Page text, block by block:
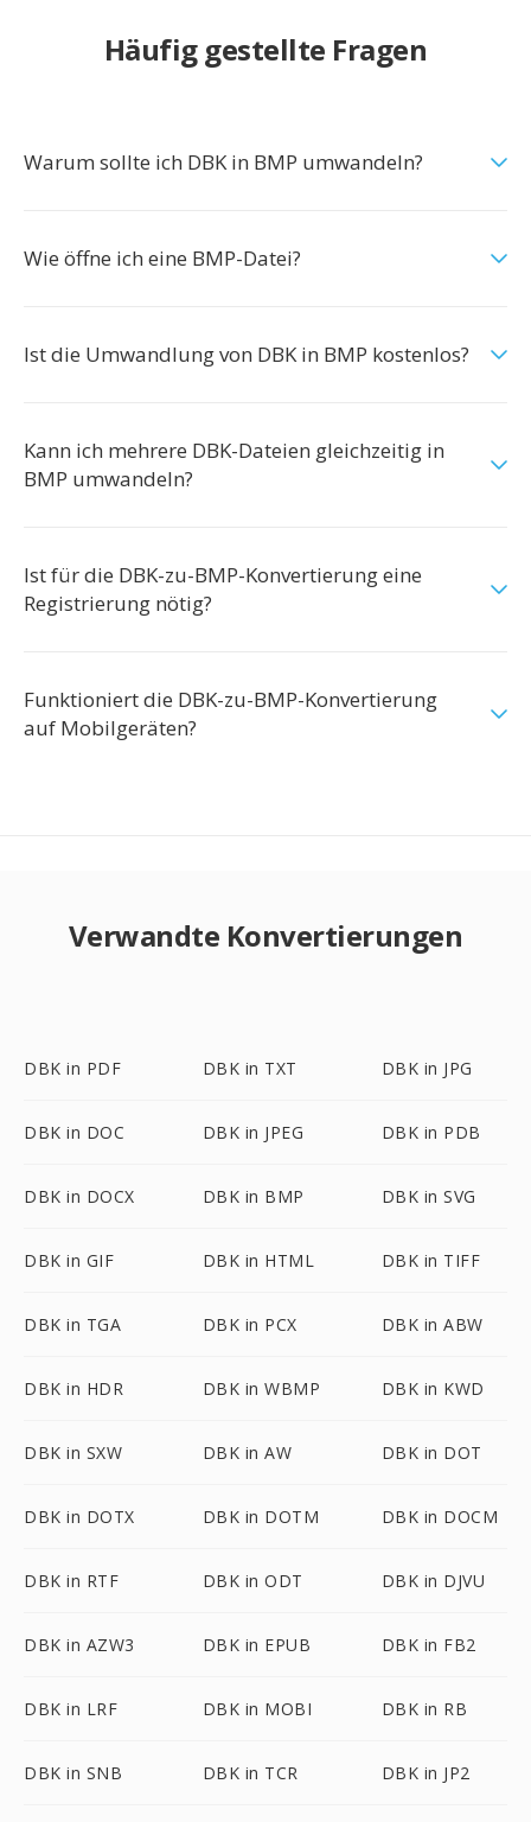
Häufig gestellte Fragen
Warum sollte ich DBK in BMP umwandeln?
Wie öffne ich eine BMP-Datei?
Ist die Umwandlung von DBK in BMP kostenlos?
Kann ich mehrere DBK-Dateien gleichzeitig in
BMP umwandeln?
Ist für die DBK-zu-BMP-Konvertierung eine
Registrierung nötig?
Funktioniert die DBK-zu-BMP-Konvertierung
auf Mobilgeräten?
Verwandte Konvertierungen
DBK in PDF DBK in TXT DBK in JPG
DBK in DOC DBK in JPEG DBK in PDB
DBK in DOCX DBK in BMP DBK in SVG
DBK in GIF DBK in HTML DBK in TIFF
DBK in TGA DBK in PCX DBK in ABW
DBK in HDR DBK in WBMP DBK in KWD
DBK in SXW DBK in AW DBK in DOT
DBK in DOTX DBK in DOTM DBK in DOCM
DBK in RTF DBK in ODT DBK in DJVU
DBK in AZW3 DBK in EPUB DBK in FB2
DBK in LRF DBK in MOBI DBK in RB
DBK in SNB DBK in TCR DBK in JP2